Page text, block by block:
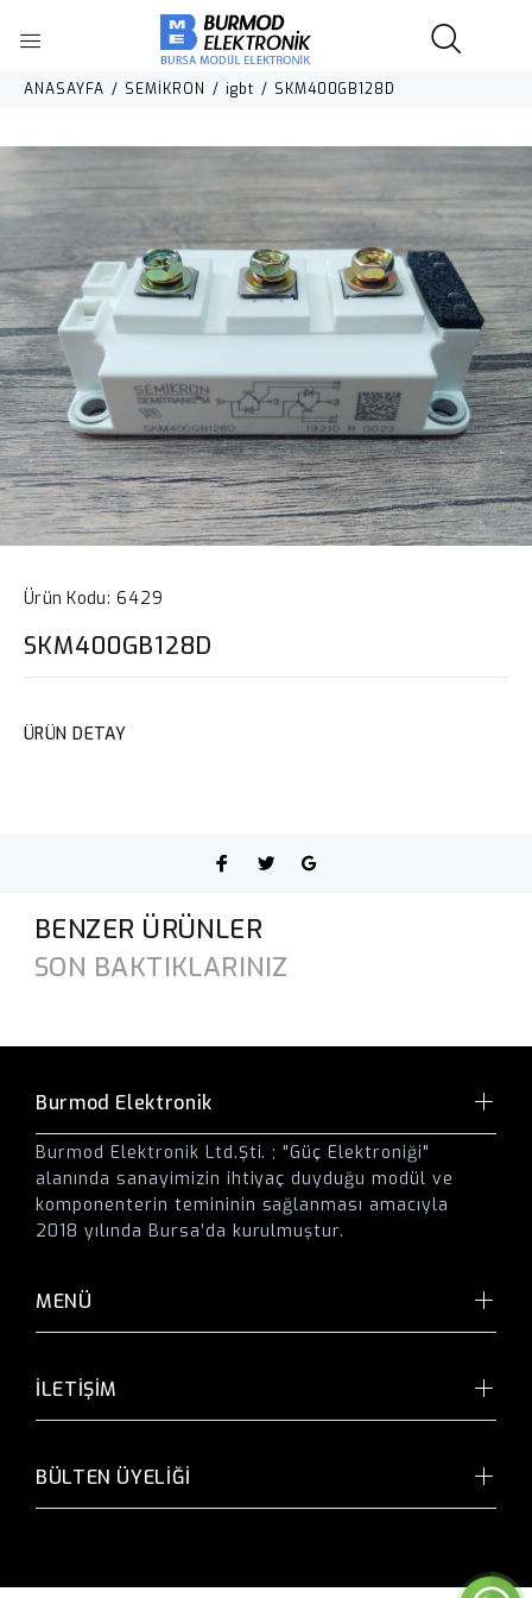
ANASAYFA SEMİKRON igbt SKM400GB128D
Ürün Kodu: 6429
SKM400GB128D
ÜRÜN DETAY
BENZER ÜRÜNLER
SON BAKTIKLARINIZ
Burmod Elektronik
Burmod Elektronik Ltd.Şti. ; "Güç Elektroniği"
alanında sanayimizin ihtiyaç duyduğu modül ve
komponenterin temininin sağlanması amacıyla
2018 yılında Bursa’da kurulmuştur.
MENÜ
İLETİŞİM
BÜLTEN ÜYELİĞİ